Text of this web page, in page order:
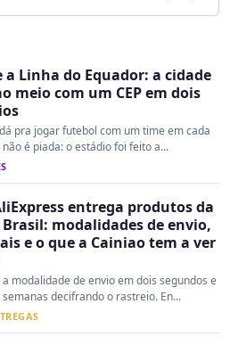
a Linha do Equador: a cidade
meio com um CEP em dois
pra jogar futebol com um time em cada
é piada: o estádio foi feito a...
entrega produtos da
modalidades de envio,
e o que a Cainiao tem a ver
a modalidade de envio em dois segundos e
decifrando o rastreio. En...